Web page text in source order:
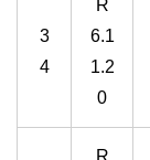
3
4
R
6.1
1.2
0
R